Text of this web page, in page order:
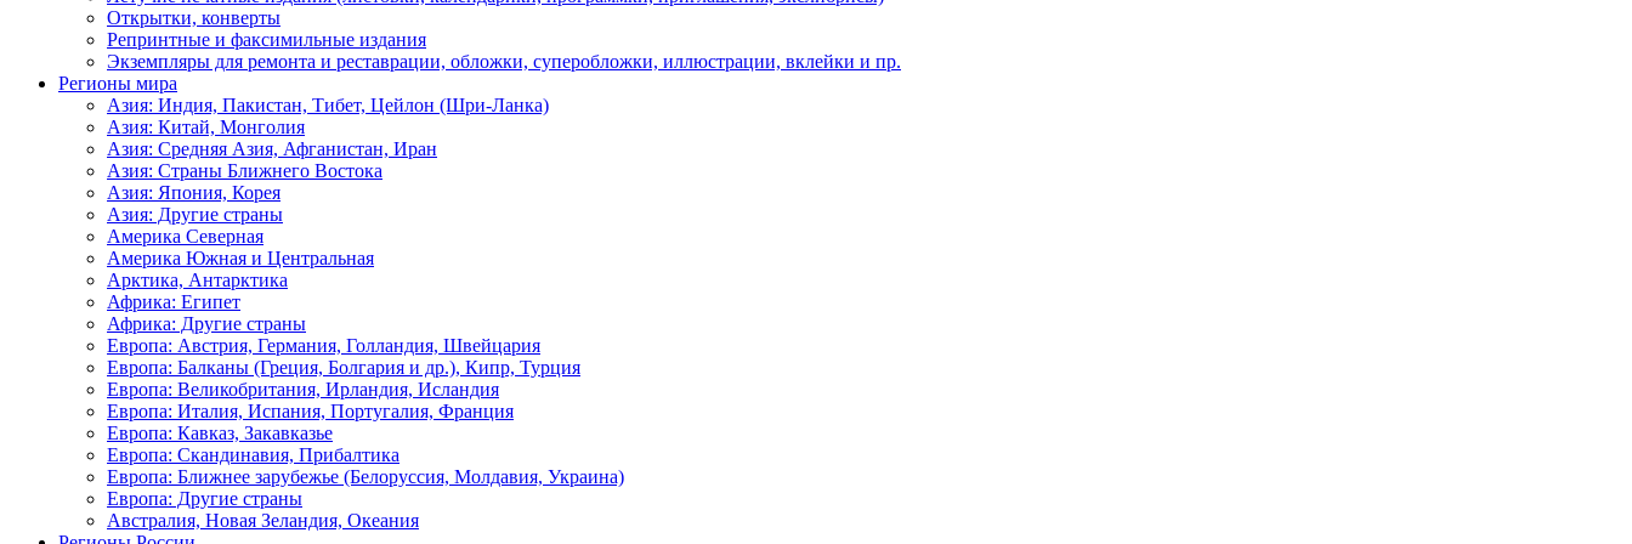
Открытки, конверты
Репринтные и факсимильные издания
Экземпляры для ремонта и реставрации, обложки, суперобложки, иллюстрации, вклейки и пр.
Регионы мира
Азия: Индия, Пакистан, Тибет, Цейлон (Шри-Ланка)
Азия: Китай, Монголия
Азия: Средняя Азия, Афганистан, Иран
Азия: Страны Ближнего Востока
Азия: Япония, Корея
Азия: Другие страны
Америка Северная
Америка Южная и Центральная
Арктика, Антарктика
Африка: Египет
Африка: Другие страны
Европа: Австрия, Германия, Голландия, Швейцария
Европа: Балканы (Греция, Болгария и др.), Кипр, Турция
Европа: Великобритания, Ирландия, Исландия
Европа: Италия, Испания, Португалия, Франция
Европа: Кавказ, Закавказье
Европа: Скандинавия, Прибалтика
Европа: Ближнее зарубежье (Белоруссия, Молдавия, Украина)
Европа: Другие страны
Австралия, Новая Зеландия, Океания